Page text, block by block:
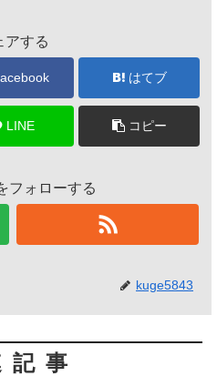
アする
はてブ
LINE コピー
フォローする
kuge5843
記事